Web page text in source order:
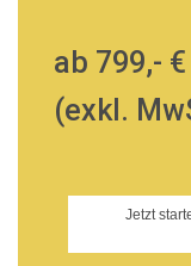
ab 799,- €
(exkl.
Jetzt